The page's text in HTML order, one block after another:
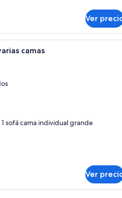
Ver
Una máquina de café
camas
sofá cama individual grande
Ver